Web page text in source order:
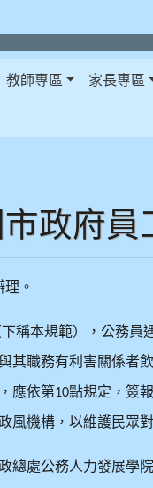
教師專區 家長專區
政府員
。
稱本規範），公務員
其職務有利害關係者
應依第10點規定，簽
風機構，以維護民眾對
總處公務人力發展學